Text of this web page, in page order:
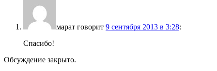
марат говорит 9 сентября 2013 в 3:28:
Спасибо!
Обсуждение закрыто.